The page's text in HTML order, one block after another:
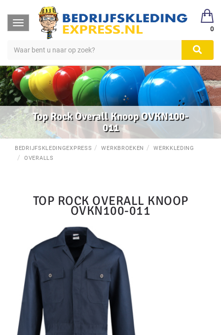
Toggle
navigation
0
Top Rock Overall Knoop OVKN100-
011
BEDRIJFSKLEDINGEXPRESS WERKBROEKEN
WERKKLEDING
OVERALLS
TOP ROCK OVERALL KNOOP
OVKN100-011